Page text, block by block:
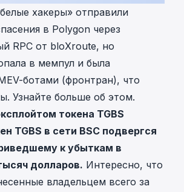
хакеры» отправили
в Polygon через
RPC от bloXroute, но
в мемпул и была
ботами (фронтран), что
Узнайте больше об этом.
токена TGBS
TGBS в сети BSC подвергся
к убыткам в
долларов. Интересно, что
владельцем всего за